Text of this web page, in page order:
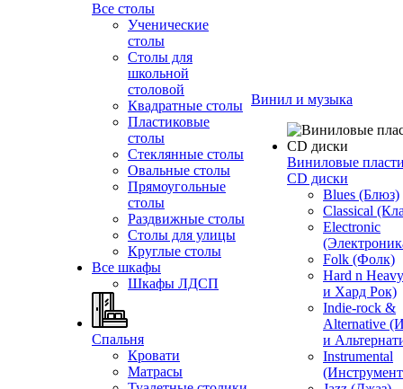
Все столы
Ученические
столы
Столы для
школьной
столовой
Квадратные столы
Пластиковые
столы
Стеклянные столы
Овальные столы
Прямоугольные
столы
Раздвижные столы
Столы для улицы
Круглые столы
Все шкафы
Шкафы ЛДСП
Спальня
Кровати
Матрасы
Винил и музыка
Виниловые
CD диски
Blues (Блюз)
Classical
Electronic
Folk (Фолк)
Hard n
и Хард Рок)
Indie-rock &
Alternative
и
Instrumental